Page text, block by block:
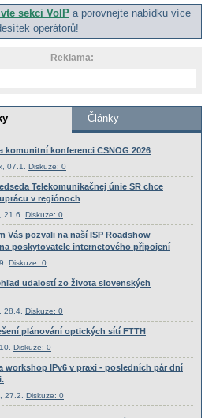
sekci VoIP a porovnejte nabídku více
operátorů!
Reklama: